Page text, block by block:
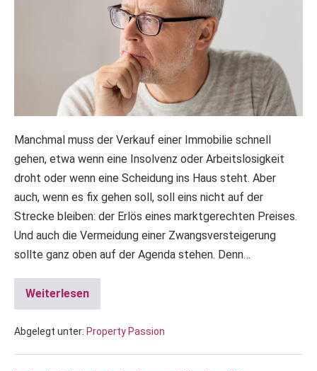
Manchmal muss der Verkauf einer Immobilie schnell
gehen, etwa wenn eine Insolvenz oder Arbeitslosigkeit
droht oder wenn eine Scheidung ins Haus steht. Aber
auch, wenn es fix gehen soll, soll eins nicht auf der
Strecke bleiben: der Erlös eines marktgerechten Preises.
Und auch die Vermeidung einer Zwangsversteigerung
sollte ganz oben auf der Agenda stehen. Denn…
Weiterlesen
Abgelegt unter: Property Passion